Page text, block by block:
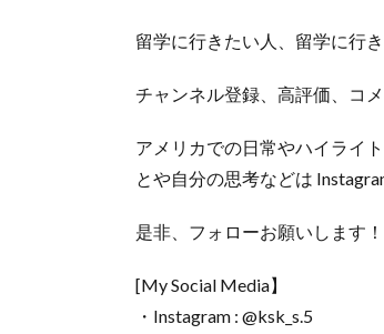
留学に行きたい人、留学に行
チャンネル登録、高評価、コ
アメリカでの日常やハイライ
とや自分の思考などは
是非、フォローお願いします
[My Social Media】
・Instagram : @ksk_s.5